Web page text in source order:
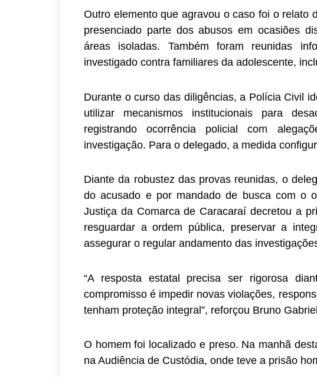
Outro elemento que agravou o caso foi o relato
presenciado parte dos abusos em ocasiões
áreas isoladas. Também foram reunidas
investigado contra familiares da adolescente,
Durante o curso das diligências, a Polícia Civil
utilizar mecanismos institucionais para
registrando ocorrência policial com
investigação. Para o delegado, a medida
Diante da robustez das provas reunidas, o
do acusado e por mandado de busca com o
Justiça da Comarca de Caracaraí decretou a
resguardar a ordem pública, preservar a
assegurar o regular andamento das
“A resposta estatal precisa ser rigorosa
compromisso é impedir novas violações,
tenham proteção integral”, reforçou Bruno
O homem foi localizado e preso. Na manhã
na Audiência de Custódia, onde teve a prisão